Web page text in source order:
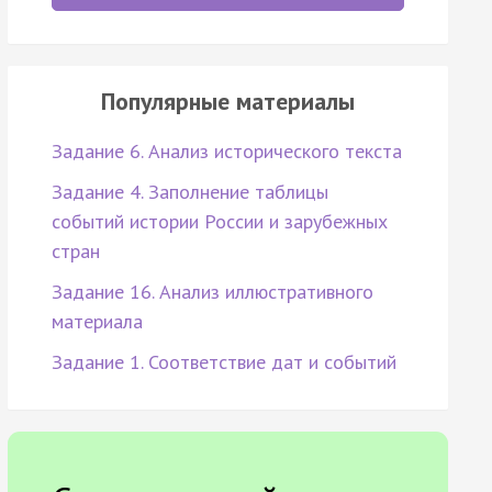
Популярные материалы
Задание 6. Анализ исторического текста
Задание 4. Заполнение таблицы
событий истории России и зарубежных
стран
Задание 16. Анализ иллюстративного
материала
Задание 1. Соответствие дат и событий